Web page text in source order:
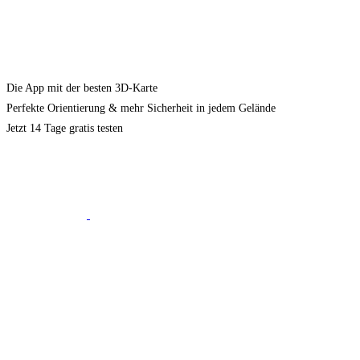
Die App mit der besten 3D-Karte
Perfekte Orientierung & mehr Sicherheit in jedem Gelände
Jetzt 14 Tage gratis testen